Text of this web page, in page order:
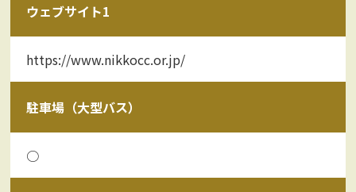
ウェブサイト1
https://www.nikkocc.or.jp/
駐車場（大型バス）
○